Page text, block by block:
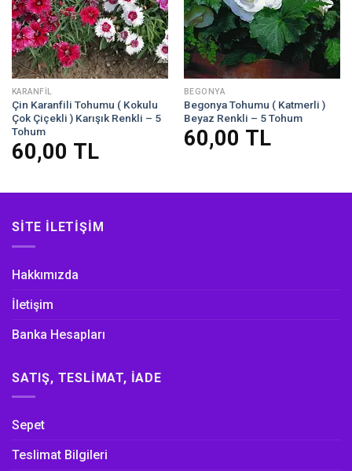
KARANFİL
Çin Karanfili Tohumu ( Kokulu
Çok Çiçekli ) Karışık Renkli – 5
Tohum
60,00 TL
BEGONYA
Begonya Tohumu ( Katmerli )
Beyaz Renkli – 5 Tohum
60,00 TL
SITE İLETIŞIM
Hakkımızda
İletişim
Banka Hesapları
SATIŞ, TESLIMAT, İADE
Sepet
Teslimat Bilgileri